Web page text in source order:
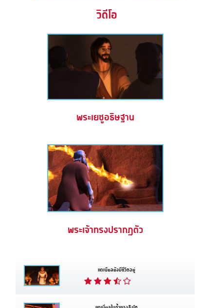
วิดีโอ
พระเยซูอธิษฐาน
พระเจ้าทรงปรากฏตัว
แดเนียลยังมีชีวิตอยู่